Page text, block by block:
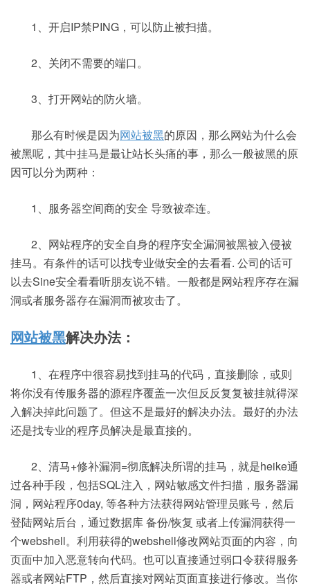
1、开启IP禁PING，可以防止被扫描。
2、关闭不需要的端口。
3、打开网站的防火墙。
那么有时候是因为网站被黑的原因，那么网站为什么会
被黑呢，其中挂马是最让站长头痛的事，那么一般被黑的原
因可以分为两种：
1、服务器空间商的安全 导致被牵连。
2、网站程序的安全自身的程序安全漏洞被黑被入侵被
挂马。有条件的话可以找专业做安全的去看看. 公司的话可
以去Sine安全看看听朋友说不错。一般都是网站程序存在漏
洞或者服务器存在漏洞而被攻击了。
网站被黑解决办法：
1、在程序中很容易找到挂马的代码，直接删除，或则
将你没有传服务器的源程序覆盖一次但反反复复被挂就得深
入解决掉此问题了。但这不是最好的解决办法。最好的办法
还是找专业的程序员解决是最直接的。
2、清马+修补漏洞=彻底解决所谓的挂马，就是heike通
过各种手段，包括SQL注入，网站敏感文件扫描，服务器漏
洞，网站程序0day, 等各种方法获得网站管理员账号，然后
登陆网站后台，通过数据库 备份/恢复 或者上传漏洞获得一
个webshell。利用获得的webshell修改网站页面的内容，向
页面中加入恶意转向代码。也可以直接通过弱口令获得服务
器或者网站FTP，然后直接对网站页面直接进行修改。当你